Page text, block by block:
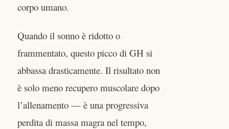
corpo umano.
Quando il sonno è ridotto o
frammentato, questo picco di GH si
abbassa drasticamente. Il risultato non
è solo meno recupero muscolare dopo
l’allenamento — è una progressiva
perdita di massa magra nel tempo,